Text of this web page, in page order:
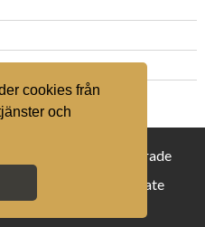
cookies från
och
rättigheter reserverade
Theme: Corporate
Themes